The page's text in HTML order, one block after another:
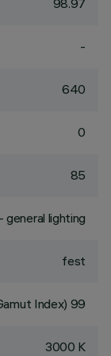
98.97
-
640
0
85
general lighting
fest
Index) 99
3000 K